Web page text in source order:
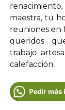
maestra, tu
reuniones en
queridos
trabajo
calefacción.
Pedir más